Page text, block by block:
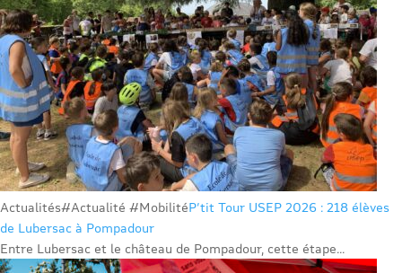
Actualités#Actualité #MobilitéP’tit Tour USEP 2026 : 218 élèves
de Lubersac à Pompadour
Entre Lubersac et le château de Pompadour, cette étape...